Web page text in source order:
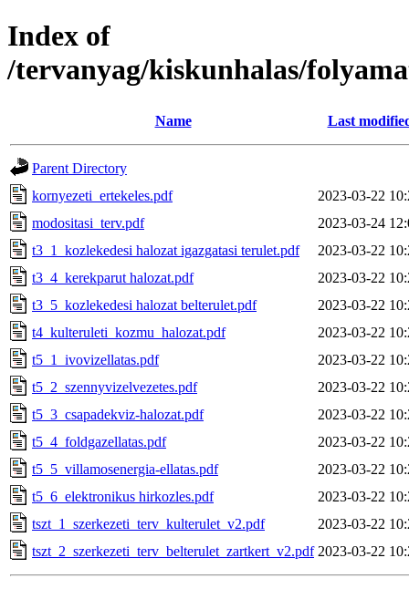
Index of
/tervanyag/kiskunhalas/
Name Last
Parent Directory
kornyezeti_ertekeles.pdf
2023-03-22
modositasi_terv.pdf
2023-03-24
t3_1_kozlekedesi halozat igazgatasi terulet.pdf
2023-03-22
t3_4_kerekparut halozat.pdf
2023-03-22
t3_5_kozlekedesi halozat belterulet.pdf
2023-03-22
t4_kulteruleti_kozmu_halozat.pdf
2023-03-22
t5_1_ivovizellatas.pdf
2023-03-22
t5_2_szennyvizelvezetes.pdf
2023-03-22
t5_3_csapadekviz-halozat.pdf
2023-03-22
t5_4_foldgazellatas.pdf
2023-03-22
t5_5_villamosenergia-ellatas.pdf
2023-03-22
t5_6_elektronikus hirkozles.pdf
2023-03-22
tszt_1_szerkezeti_terv_kulterulet_v2.pdf
2023-03-22
tszt_2_szerkezeti_terv_belterulet_zartkert_v2.pdf 2023-03-22